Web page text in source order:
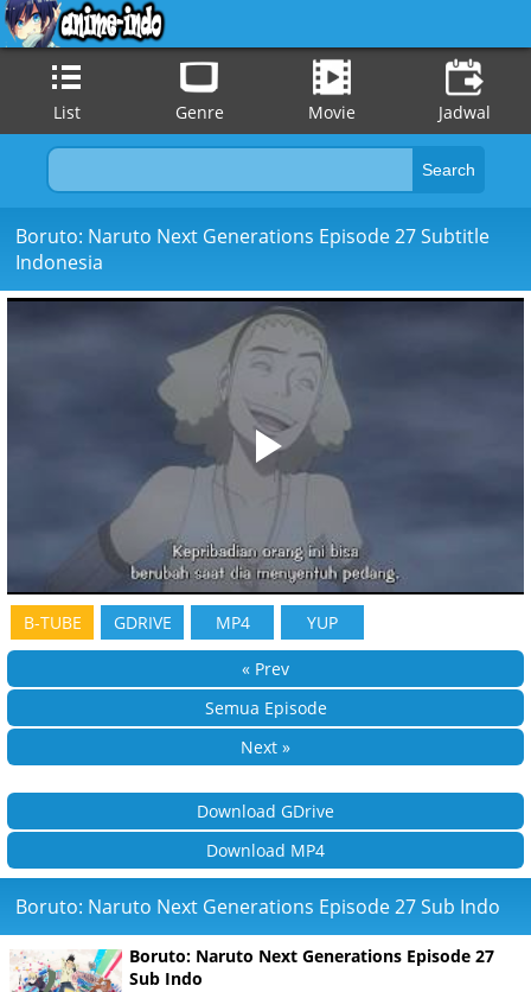
List Genre Movie Jadwal
Boruto: Naruto Next Generations Episode 27 Subtitle
Indonesia
B-TUBE GDRIVE MP4 YUP
« Prev
Semua Episode
Next »
Download GDrive
Download MP4
Boruto: Naruto Next Generations Episode 27 Sub Indo
Boruto: Naruto Next Generations Episode 27
Sub Indo